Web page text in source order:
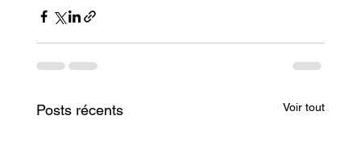
Posts récents Voir tout